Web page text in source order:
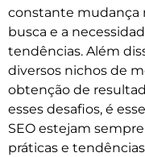
constante mudança
busca e a
tendências. Além
diversos nichos de
obtenção de
esses desafios, é
SEO estejam
práticas e